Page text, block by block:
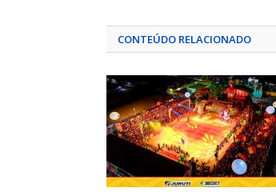
CONTEÚDO RELACIONADO